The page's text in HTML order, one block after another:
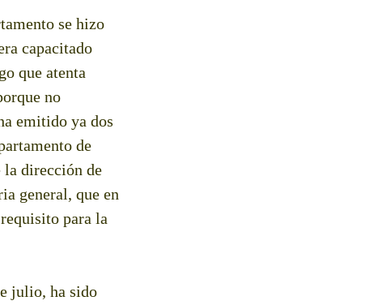
se hizo
capacitado
que atenta
no
emitido ya dos
de
la dirección de
general, que en
para la
julio, ha sido